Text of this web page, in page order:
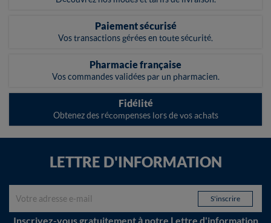
Paiement sécurisé
Vos transactions gérées en toute sécurité.
Pharmacie française
Vos commandes validées par un pharmacien.
Fidélité
Obtenez des récompenses lors de vos achats
LETTRE D'INFORMATION
Inscrivez-vous gratuitement à notre Lettre d'information